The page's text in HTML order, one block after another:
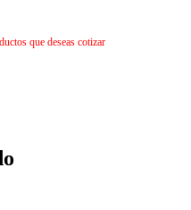
que deseas cotizar